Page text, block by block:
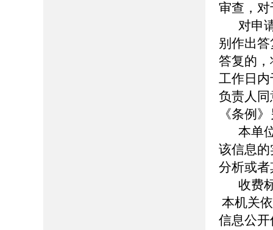
审查，
对申
别作出
答复的
工作日
负责人
《条例
本单
该信息
分析或
收费
本机关
信息公